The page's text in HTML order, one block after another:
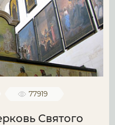
77919
Святого